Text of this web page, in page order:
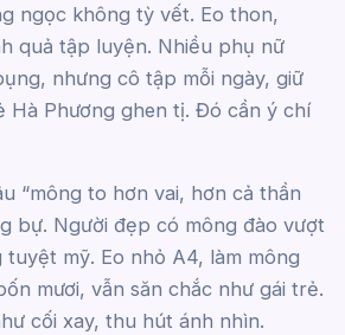
ngọc không tỳ vết. Eo thon,
quả tập luyện. Nhiều phụ nữ
nhưng cô tập mỗi ngày, giữ
Hà Phương ghen tị. Đó cần ý chí
“mông to hơn vai, hơn cả thần
bự. Người đẹp có mông đào vượt
tuyệt mỹ. Eo nhỏ A4, làm mông
mươi, vẫn săn chắc như gái trẻ.
cối xay, thu hút ánh nhìn.